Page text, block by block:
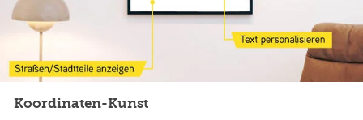
Koordinaten-Kunst